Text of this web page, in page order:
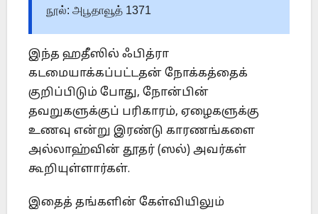
நூல்: அபூதாவூத் 1371
இந்த ஹதீஸில் ஃபித்ரா
கடமையாக்கப்பட்டதன் நோக்கத்தைக்
குறிப்பிடும் போது, நோன்பின்
தவறுகளுக்குப் பரிகாரம், ஏழைகளுக்கு
உணவு என்று இரண்டு காரணங்களை
அல்லாஹ்வின் தூதர் (ஸல்) அவர்கள்
கூறியுள்ளார்கள்.
இதைத் தங்களின் கேள்வியிலும்